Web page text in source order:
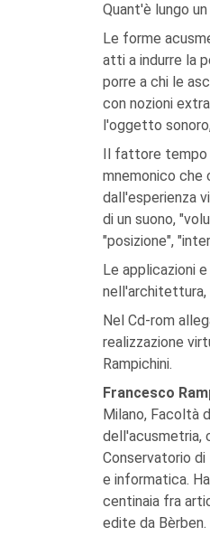
Quant'è lungo
Le forme
atti a indurre la
porre a chi le
con nozioni
l'oggetto
Il fattore tempo
mnemonico che
dall'esperienza
di un suono,
"posizione",
Le applicazioni
nell'architettura,
Nel Cd-rom
realizzazione
Rampichini.
Francesco
Milano, Facoltà
dell'acusmetria,
Conservatorio
e informatica.
centinaia fra
edite da Bèrben.